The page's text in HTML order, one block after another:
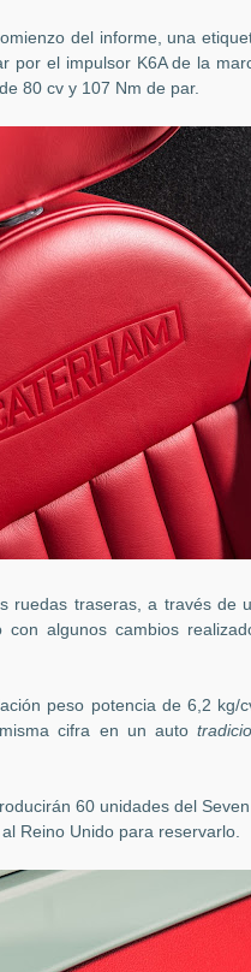
del informe, una
por el impulsor K6A de la
80 cv y 107 Nm de par.
ruedas traseras, a través de
algunos cambios
peso potencia de 6,2 kg/
cifra en un auto
60 unidades del
Reino Unido para reservarlo.